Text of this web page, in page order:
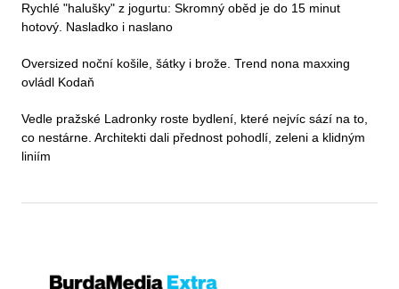
Rychlé "halušky" z jogurtu: Skromný oběd je do 15 minut
hotový. Nasladko i naslano
Oversized noční košile, šátky i brože. Trend nona maxxing
ovládl Kodaň
Vedle pražské Ladronky roste bydlení, které nejvíc sází na to,
co nestárne. Architekti dali přednost pohodlí, zeleni a klidným
liniím